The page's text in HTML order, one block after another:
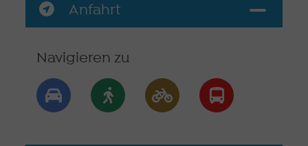
Anfahrt
Navigieren zu